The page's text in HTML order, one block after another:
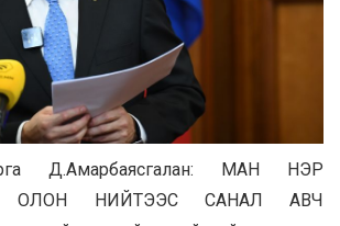
Д.Амарбаясгалан: МАН НЭР
ОЛОН НИЙТЭЭС САНАЛ АВЧ